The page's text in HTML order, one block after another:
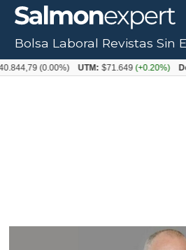
Tag:
Bolsa Laboral Revistas Sin
(0.00%) UTM: $71.649(+0.20%) Dólar: